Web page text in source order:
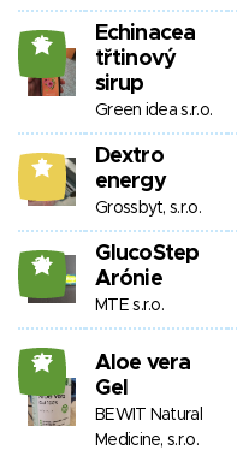
16
Echinacea
třtinový
sirup
Green idea s.r.o.
7
Dextro
energy
Grossbyt, s.r.o.
21
GlucoStep
Arónie
MTE s.r.o.
27
Aloe vera
Gel
BEWIT Natural
Medicine, s.r.o.